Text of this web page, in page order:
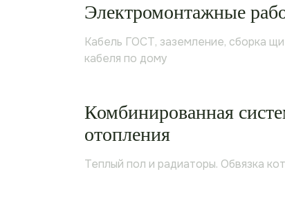
Электромонтажные
Кабель ГОСТ, заземление, сборка
кабеля по дому
Комбинированная
отопления
Теплый пол и радиаторы. Обвязка